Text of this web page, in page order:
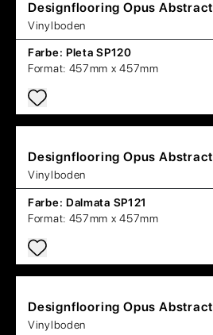
Designflooring Opus Abstract
Vinylboden
Farbe: Pleta SP120
Format: 457mm x 457mm
Designflooring Opus Abstract
Vinylboden
Farbe: Dalmata SP121
Format: 457mm x 457mm
Designflooring Opus Abstract
Vinylboden